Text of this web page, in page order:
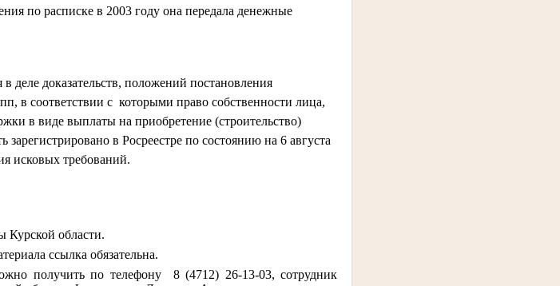
по расписке в 2003 году она передала денежные
деле доказательств, положений постановления
в соответствии с которыми право собственности лица,
в виде выплаты на приобретение (строительство)
в Росреестре по состоянию на 6 августа
исковых требований.
Курской области.
ссылка обязательна.
получить по телефону 8 (4712) 26-13-03, сотрудник